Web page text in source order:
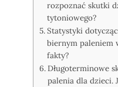
rozpoznać skutki
tytoniowego?
Statystyki
biernym paleniem
fakty?
Długoterminowe
palenia dla dzieci.